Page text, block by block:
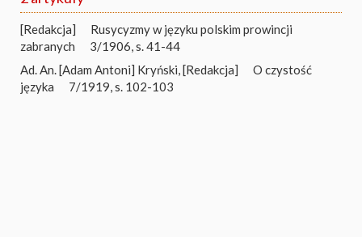
[Redakcja]
Rusycyzmy w języku polskim prowincji
zabranych
3/1906, s. 41-44
Ad. An. [Adam Antoni] Kryński [Redakcja]
O czystość
języka
7/1919, s. 102-103